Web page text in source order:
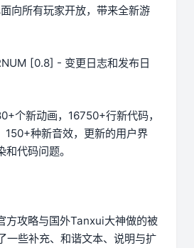
向所有玩家开放，带来全新游
[0.8] - 变更日志和发布日
个新动画，16750+行新代码，
150+种新音效，更新的用户界
代码问题。
方攻略与国外Tanxui大神做的被
一些补充、和谐文本、说明与扩